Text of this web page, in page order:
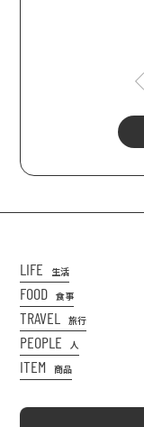
LIFE 生活
FOOD 食事
TRAVEL 旅行
PEOPLE 人
ITEM 商品